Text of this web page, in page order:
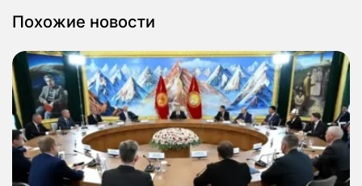
Похожие новости